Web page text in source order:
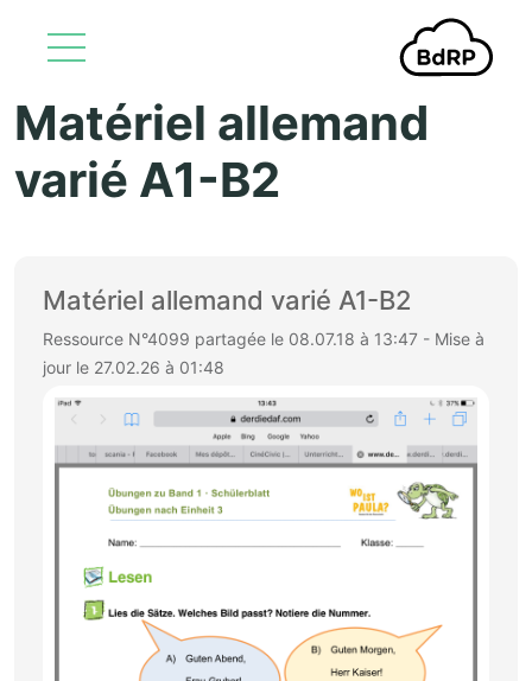
Aller au contenu principal
Matériel allemand
varié A1-B2
Matériel allemand varié A1-B2
Ressource N°4099 partagée le 08.07.18 à 13:47 - Mise à
jour le 27.02.26 à 01:48